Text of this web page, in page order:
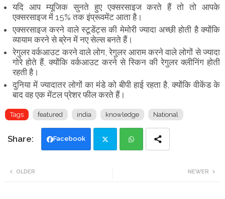
यदि आप म्यूजिक सुनते हुए एक्सरसाइज करते हैं तो तो आपके
एक्सरसाइज में 15% तक इंप्रूवमेंट आता है।
एक्सरसाइज करने वाले स्टूडेंट्स की मेमोरी ज्यादा अच्छी होती है क्योंकि
व्यायाम करने से ब्रेन में नए सेल्स बनते हैं।
रेगुलर वर्कआउट करने वाले लोग, रेगुलर आराम करने वाले लोगों से ज्यादा
गोरे होते हैं, क्योंकि वर्कआउट करने से स्किन की रेगुलर क्लीनिंग होती
रहती है।
दुनिया में ज्यादातर लोगों का मंडे को बीपी हाई रहता है, क्योंकि वीकेंड के
बाद वह एक मेंटल प्रेशर फील करते हैं।
Tags featured india knowledge National
Facebook
NEWER
OLDER